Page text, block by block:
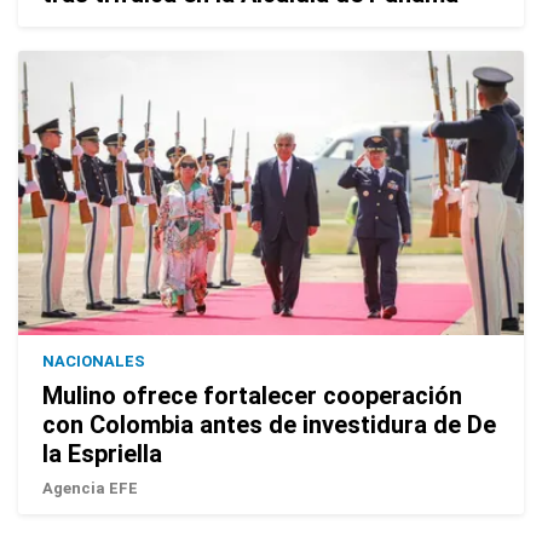
NACIONALES
Mulino ofrece fortalecer cooperación
con Colombia antes de investidura de De
la Espriella
Agencia EFE